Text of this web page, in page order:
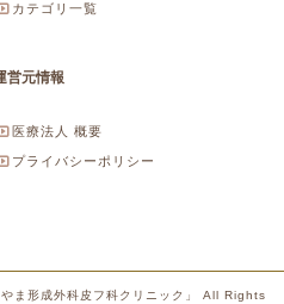
カテゴリ一覧
営元情報
医療法人 概要
プライバシーポリシー
ま形成外科皮フ科クリニック」 All Rights